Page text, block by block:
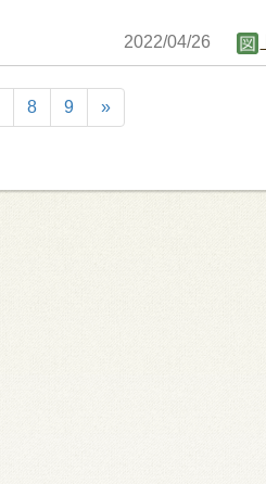
2022/04/26
8 9 »